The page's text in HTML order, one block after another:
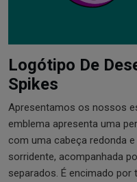
Logótipo De
Spikes
Apresentamos os nossos
emblema apresenta uma
com uma cabeça redonda
sorridente, acompanhada
separados. É encimado